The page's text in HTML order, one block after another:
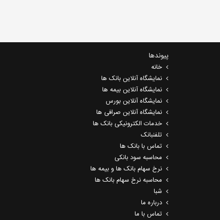
پیوندها
خانه
نمایشگاه آنلاین بانک ها
نمایشگاه آنلاین بیمه ها
نمایشگاه آنلاین بورس
نمایشگاه آنلاین صرافی ها
خدمات الکترونیکی بانک ها
تلفنبانک
تماس با بانک ها
محاسبه سود بانکی
نرخ سهام بانک ها و بیمه ها
محاسبه نرخ سهام بانک ها
شبا
درباره ما
تماس با ما